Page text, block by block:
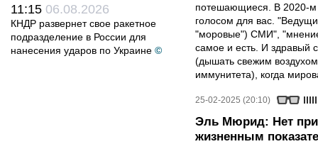
11:15 06.08.2026
КНДР развернет свое ракетное
подразделение в России для
нанесения ударов по Украине ©
потешающиеся. В 2020-м
голосом для вас.
"моровые") СМИ",
самое и есть. И здравый
(дышать свежим
иммунитета), когда
25-02-2025 (20:10)
Эль Мюрид: Нет
жизненным